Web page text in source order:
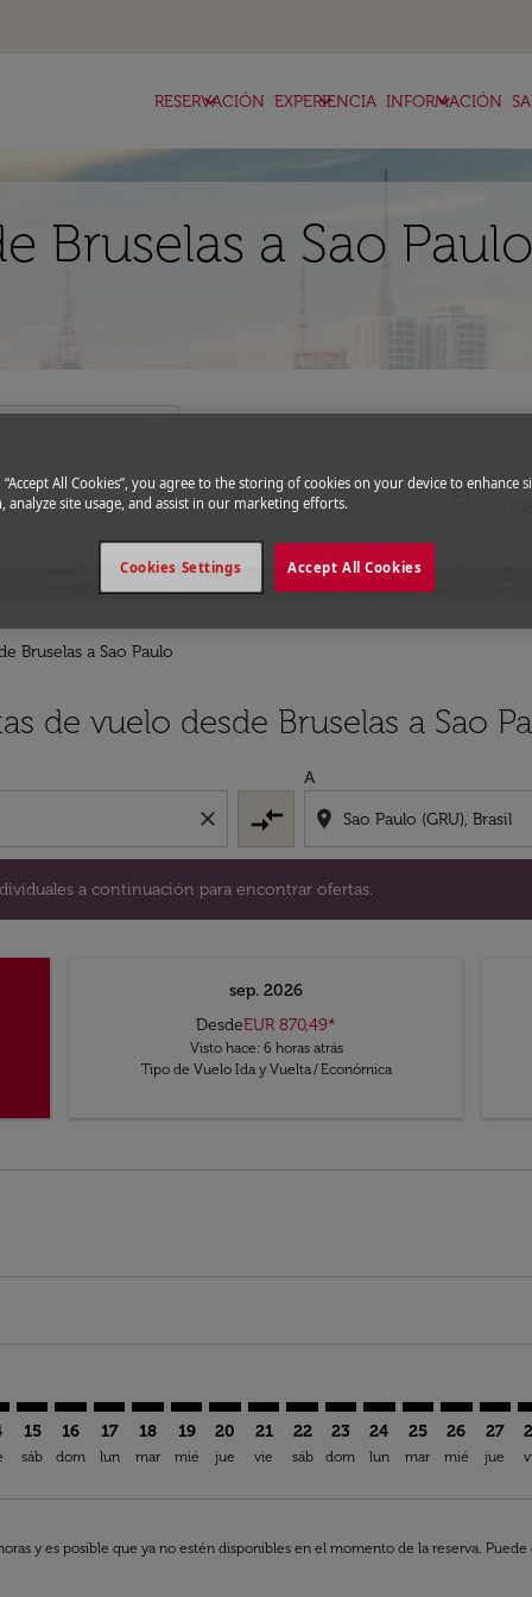
RESERVACIÓN
keyboard_arrow_down EXPERIENCIA
keyboard_arrow_down INFORMACIÓN
keyboard_arrow_down
Bruselas a Sao
close
Ida
fc-booking-departure-date-aria-
14/08/2026
today
fc-
Bruselas a Sao Paulo
de vuelo desde Bruselas a Sao
close compare_arrows
A
location_on
a continuación para encontrar ofertas.
individuales a continuación para encontrar ofertas.
sep. 2026
DesdeEUR 870,49*
Visto hace: 6 horas atrás
Tipo de Vuelo Ida y Vuelta/Económica
15
sáb
16
dom
17
lun
18
mar
BRU–GRU: cmp-view-offers-disclaimer.
19
mié
BRU–GRU: cmp-view-offers-
20
jue
BRU–GRU: cmp-view-offers-
21
vie
BRU–GRU: cmp-view-
22
sáb
BRU–GRU: cmp-
23
dom
BRU–GRU: cmp-
24
lun
BRU–GRU:
25
mar
26
mié
27
jue
y es posible que ya no estén disponibles en el momento de la reserva.
“Accept All Cookies”, you agree to the storing of cookies on your device to enhance
analyze site usage, and assist in our marketing efforts.
Accept All Cookies
Cookies Settings